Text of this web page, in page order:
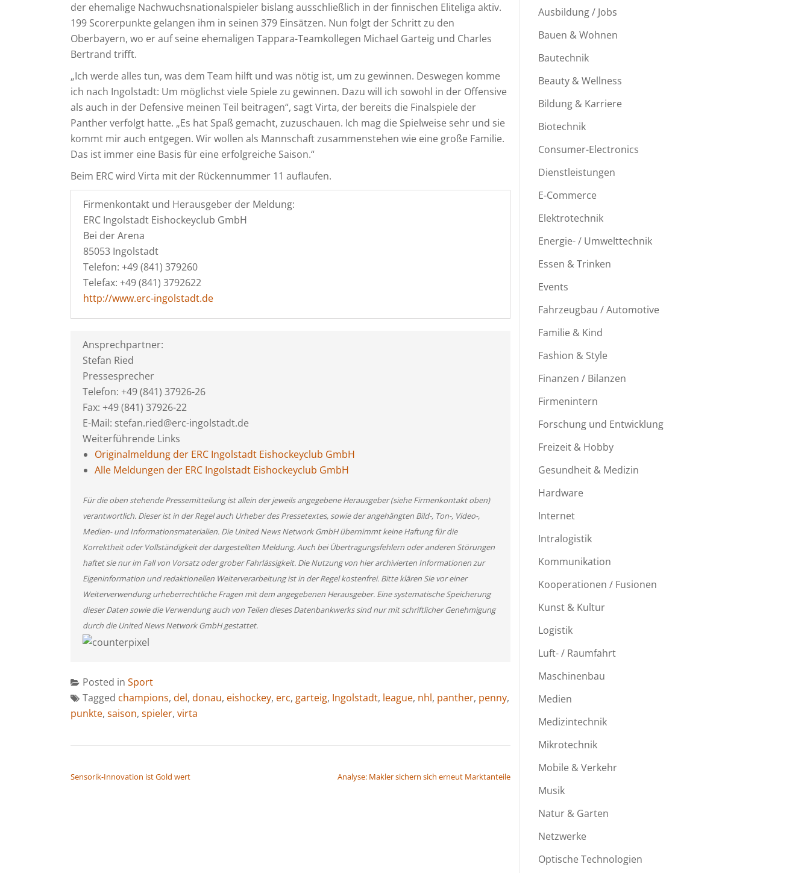
der ehemalige Nachwuchsnationalspieler bislang ausschließlich in der finnischen Eliteliga aktiv.
199 Scorerpunkte gelangen ihm in seinen 379 Einsätzen. Nun folgt der Schritt zu den
Oberbayern, wo er auf seine ehemaligen Tappara-Teamkollegen Michael Garteig und Charles
Bertrand trifft.
„Ich werde alles tun, was dem Team hilft und was nötig ist, um zu gewinnen. Deswegen komme
ich nach Ingolstadt: Um möglichst viele Spiele zu gewinnen. Dazu will ich sowohl in der Offensive
als auch in der Defensive meinen Teil beitragen“, sagt Virta, der bereits die Finalspiele der
Panther verfolgt hatte. „Es hat Spaß gemacht, zuzuschauen. Ich mag die Spielweise sehr und sie
kommt mir auch entgegen. Wir wollen als Mannschaft zusammenstehen wie eine große Familie.
Das ist immer eine Basis für eine erfolgreiche Saison.“
Beim ERC wird Virta mit der Rückennummer 11 auflaufen.
Firmenkontakt und Herausgeber der Meldung:
ERC Ingolstadt Eishockeyclub GmbH
Bei der Arena
85053 Ingolstadt
Telefon: +49 (841) 379260
Telefax: +49 (841) 3792622
http://www.erc-ingolstadt.de
Ansprechpartner:
Stefan Ried
Pressesprecher
Telefon: +49 (841) 37926-26
Fax: +49 (841) 37926-22
E-Mail: stefan.ried@erc-ingolstadt.de
Weiterführende Links
Originalmeldung der ERC Ingolstadt Eishockeyclub GmbH
Alle Meldungen der ERC Ingolstadt Eishockeyclub GmbH
Für die oben stehende Pressemitteilung ist allein der jeweils angegebene Herausgeber (siehe Firmenkontakt oben)
verantwortlich. Dieser ist in der Regel auch Urheber des Pressetextes, sowie der angehängten Bild-, Ton-, Video-,
Medien- und Informationsmaterialien. Die United News Network GmbH übernimmt keine Haftung für die
Korrektheit oder Vollständigkeit der dargestellten Meldung. Auch bei Übertragungsfehlern oder anderen Störungen
haftet sie nur im Fall von Vorsatz oder grober Fahrlässigkeit. Die Nutzung von hier archivierten Informationen zur
Eigeninformation und redaktionellen Weiterverarbeitung ist in der Regel kostenfrei. Bitte klären Sie vor einer
Weiterverwendung urheberrechtliche Fragen mit dem angegebenen Herausgeber. Eine systematische Speicherung
dieser Daten sowie die Verwendung auch von Teilen dieses Datenbankwerks sind nur mit schriftlicher Genehmigung
durch die United News Network GmbH gestattet.
Posted in Sport
Tagged champions, del, donau, eishockey, erc, garteig, Ingolstadt, league, nhl, panther, penny,
punkte, saison, spieler, virta
Sensorik-Innovation ist Gold wert Analyse: Makler sichern sich erneut Marktanteile
Ausbildung / Jobs
Bauen & Wohnen
Bautechnik
Beauty & Wellness
Bildung & Karriere
Biotechnik
Consumer-Electronics
Dienstleistungen
E-Commerce
Elektrotechnik
Energie- / Umwelttechnik
Essen & Trinken
Events
Fahrzeugbau / Automotive
Familie & Kind
Fashion & Style
Finanzen / Bilanzen
Firmenintern
Forschung und Entwicklung
Freizeit & Hobby
Gesundheit & Medizin
Hardware
Internet
Intralogistik
Kommunikation
Kooperationen / Fusionen
Kunst & Kultur
Logistik
Luft- / Raumfahrt
Maschinenbau
Medien
Medizintechnik
Mikrotechnik
Mobile & Verkehr
Musik
Natur & Garten
Netzwerke
Optische Technologien